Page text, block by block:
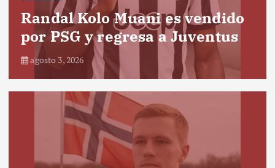
Randal Kolo Muani es vendido
por PSG y regresa a Juventus
agosto 3, 2026